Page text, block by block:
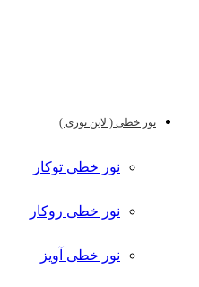
نور خطی ( لاین نوری )
نور خطی توکار
نور خطی روکار
نور خطی آویز